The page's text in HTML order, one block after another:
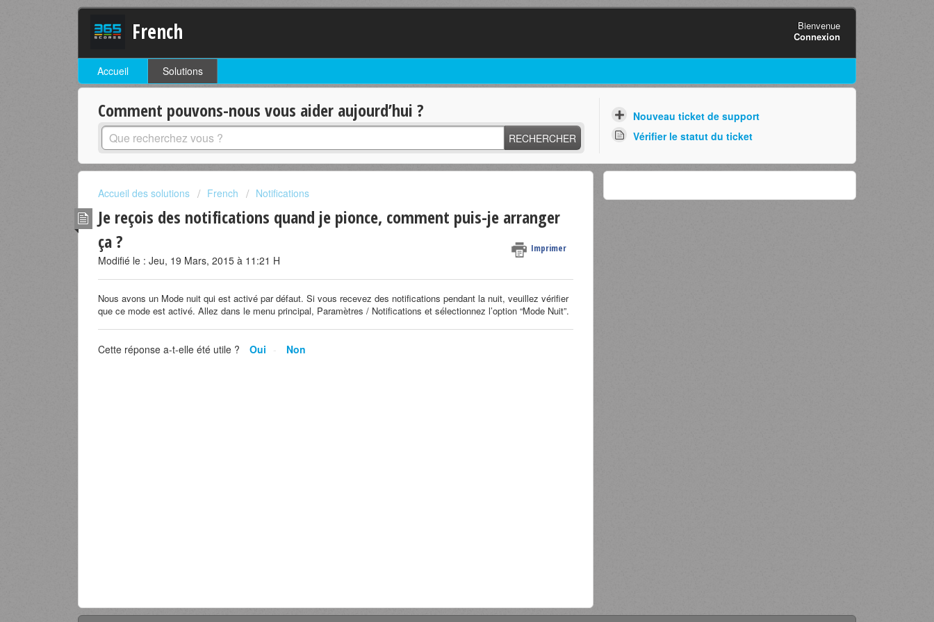
French
Bienvenue
Connexion
Accueil Solutions
Comment pouvons-nous vous aider aujourd’hui ?
RECHERCHER
Nouveau ticket de support
Vérifier le statut du ticket
Accueil des solutions French Notifications
Je reçois des notifications quand je pionce, comment puis-je arranger
ça ?
Imprimer
Modifié le : Jeu, 19 Mars, 2015 à 11:21 H
Nous avons un Mode nuit qui est activé par défaut. Si vous recevez des notifications pendant la nuit, veuillez vérifier
que ce mode est activé. Allez dans le menu principal, Paramètres / Notifications et sélectionnez l’option “Mode Nuit”.
Cette réponse a-t-elle été utile ? Oui Non